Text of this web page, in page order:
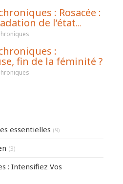
: Rosacée :
de l’état
:
fin de la féminité ?
essentielles (9)
(3)
: Intensifiez Vos